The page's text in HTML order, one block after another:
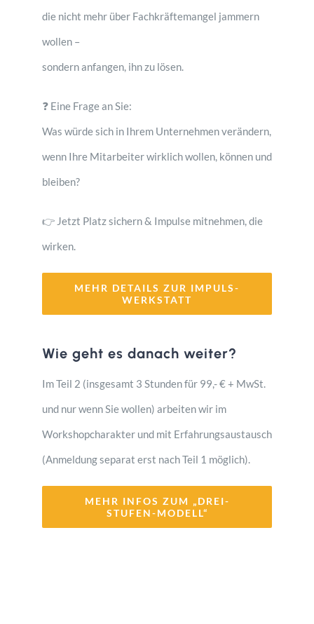
die nicht mehr über Fachkräftemangel jammern
wollen –
sondern anfangen, ihn zu lösen.
❓ Eine Frage an Sie:
Was würde sich in Ihrem Unternehmen verändern,
wenn Ihre Mitarbeiter wirklich wollen, können und
bleiben?
👉 Jetzt Platz sichern & Impulse mitnehmen, die
wirken.
MEHR DETAILS ZUR IMPULS-
WERKSTATT
Wie geht es danach weiter?
Im Teil 2 (insgesamt 3 Stunden für 99,- € + MwSt.
und nur wenn Sie wollen) arbeiten wir im
Workshopcharakter und mit Erfahrungsaustausch
(Anmeldung separat erst nach Teil 1 möglich).
MEHR INFOS ZUM „DREI-
STUFEN-MODELL“